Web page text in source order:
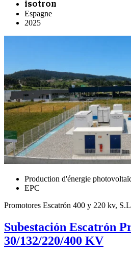
isotron
Espagne
2025
Production d'énergie
EPC
Promotores Escatrón 400 y 220 kv,
Subestación Escatrón
30/132/220/400 KV